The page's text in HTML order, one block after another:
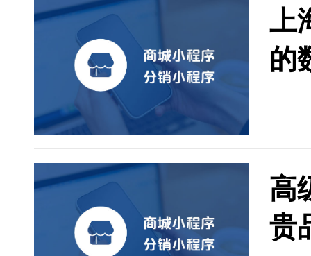
势
域
富
上
的
高
贵